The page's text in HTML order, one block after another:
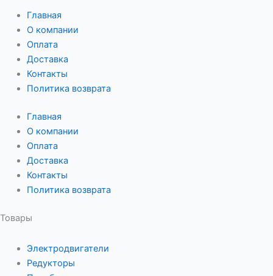
Главная
О компании
Оплата
Доставка
Контакты
Политика возврата
Главная
О компании
Оплата
Доставка
Контакты
Политика возврата
Товары
Электродвигатели
Редукторы